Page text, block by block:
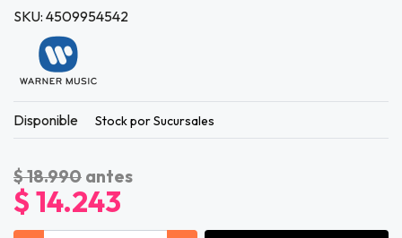
SKU: 4509954542
Disponible Stock por Sucursales
$ 18.990 antes
$ 14.243